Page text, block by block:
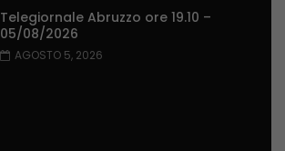
Telegiornale Abruzzo ore 19.10 –
05/08/2026
AGOSTO 5, 2026